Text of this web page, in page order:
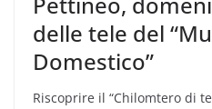
delle tele del
Domestico”
Riscoprire il “Chilomtero di